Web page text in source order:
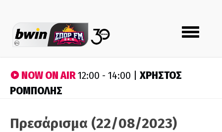
Toggle
navigation
NOW ON AIR12:00 - 14:00 | ΧΡΗΣΤΟΣ
ΡΟΜΠΟΛΗΣ
Πρεσάρισμα (22/08/2023)